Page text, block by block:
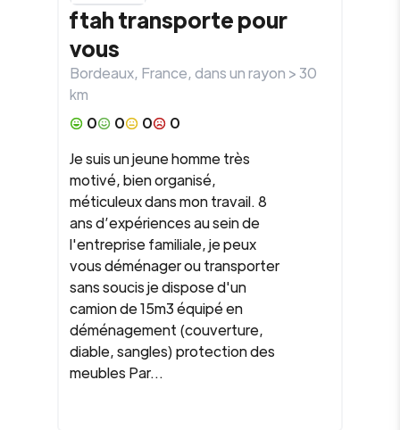
ftah transporte pour
vous
Bordeaux, France, dans un rayon >30
km
0
0 0
0
Je suis un jeune homme très
motivé, bien organisé,
méticuleux dans mon travail. 8
ans d’expériences au sein de
l'entreprise familiale, je peux
vous déménager ou transporter
sans soucis je dispose d'un
camion de 15m3 équipé en
déménagement (couverture,
diable, sangles) protection des
meubles Par...